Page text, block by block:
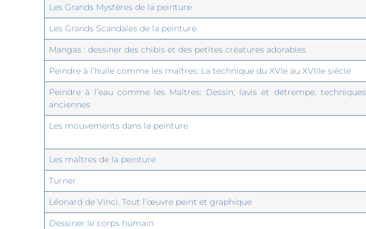
Les Grands Mystères de la peinture
Les Grands Scandales de la peinture
Mangas : dessiner des chibis et des petites créatures adorables
Peindre à l’huile comme les maîtres: La technique du XVIe au XVIIIe siècle
Peindre à l’eau comme les Maîtres: Dessin, lavis et détrempe, techniques
anciennes
Les mouvements dans la peinture
Les maîtres de la peinture
Turner
Léonard de Vinci. Tout l’œuvre peint et graphique
Dessiner le corps humain